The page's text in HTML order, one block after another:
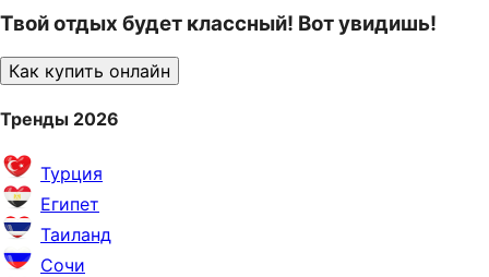
Твой отдых будет классный! Вот увидишь!
Как купить онлайн
Тренды 2026
Турция
Египет
Таиланд
Сочи